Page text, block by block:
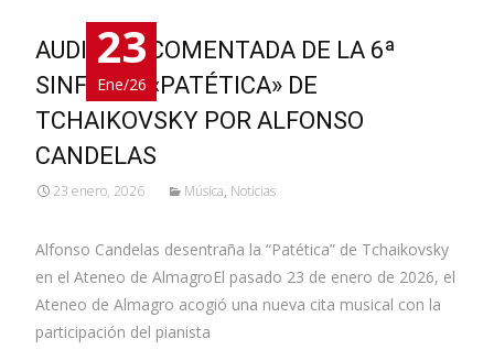
23
Ene/26
AUDICIÓN COMENTADA DE LA 6ª
SINFONÍA «PATÉTICA» DE
TCHAIKOVSKY POR ALFONSO
CANDELAS
23 enero, 2026 Música, Noticias
Alfonso Candelas desentraña la “Patética” de Tchaikovsky
en el Ateneo de AlmagroEl pasado 23 de enero de 2026, el
Ateneo de Almagro acogió una nueva cita musical con la
participación del pianista